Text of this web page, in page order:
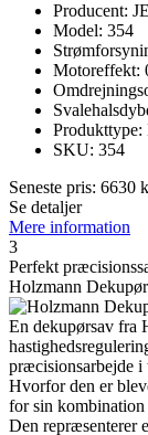
Producent:
Model: 354
Motoreffekt:
Produkttype:
SKU: 354
Seneste pris: 6630
Se detaljer
Mere information
3
Perfekt
Holzmann
En dekupørsav fra
præcisionsarbejde i
Hvorfor den er
for sin
Den repræsenterer